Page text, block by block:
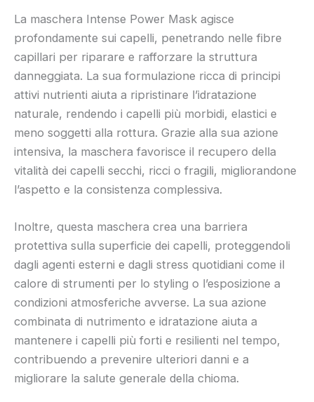
La maschera Intense Power Mask agisce
profondamente sui capelli, penetrando nelle fibre
capillari per riparare e rafforzare la struttura
danneggiata. La sua formulazione ricca di principi
attivi nutrienti aiuta a ripristinare l’idratazione
naturale, rendendo i capelli più morbidi, elastici e
meno soggetti alla rottura. Grazie alla sua azione
intensiva, la maschera favorisce il recupero della
vitalità dei capelli secchi, ricci o fragili, migliorandone
l’aspetto e la consistenza complessiva.
Inoltre, questa maschera crea una barriera
protettiva sulla superficie dei capelli, proteggendoli
dagli agenti esterni e dagli stress quotidiani come il
calore di strumenti per lo styling o l’esposizione a
condizioni atmosferiche avverse. La sua azione
combinata di nutrimento e idratazione aiuta a
mantenere i capelli più forti e resilienti nel tempo,
contribuendo a prevenire ulteriori danni e a
migliorare la salute generale della chioma.